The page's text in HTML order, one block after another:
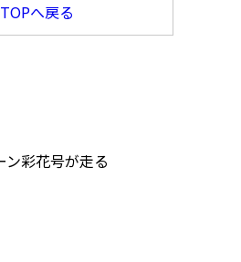
TOPへ戻る